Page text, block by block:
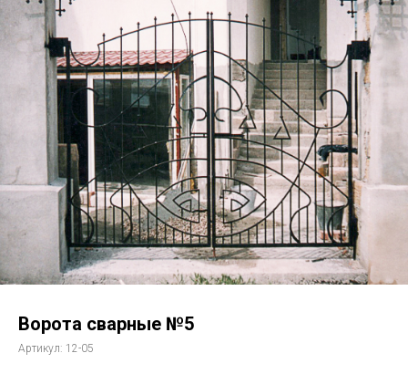
Ворота сварные №5
Артикул: 12-05